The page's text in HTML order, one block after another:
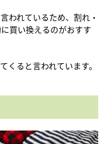
われているため、割れ・
買い換えるのがおすす
くると言われています。